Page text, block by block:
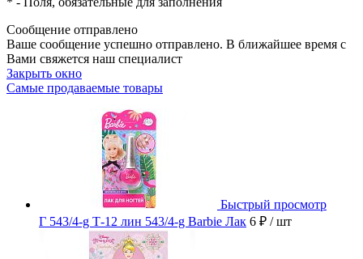
Сообщение отправлено
Ваше сообщение успешно отправлено. В ближайшее время с
Вами свяжется наш специалист
Закрыть окно
Самые продаваемые товары
Быстрый просмотр
Г 543/4-g Т-12 лин 543/4-g Barbie Лак 6 ₽ / шт